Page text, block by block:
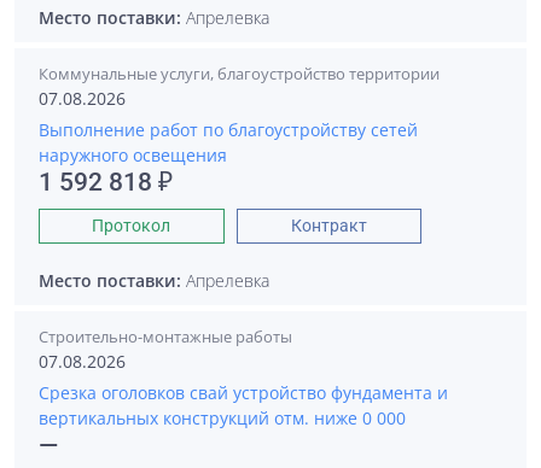
Место поставки: Апрелевка
Коммунальные услуги, благоустройство территории
07.08.2026
Выполнение работ по благоустройству сетей
наружного освещения
1 592 818 ₽
Протокол Контракт
Место поставки: Апрелевка
Строительно-монтажные работы
07.08.2026
Срезка оголовков свай устройство фундамента и
вертикальных конструкций отм. ниже 0 000
—